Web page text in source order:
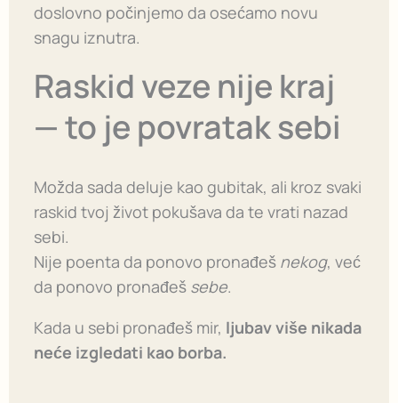
doslovno počinjemo da osećamo novu
snagu iznutra.
Raskid veze nije kraj
— to je povratak sebi
Možda sada deluje kao gubitak, ali kroz svaki
raskid tvoj život pokušava da te vrati nazad
sebi.
Nije poenta da ponovo pronađeš nekog, već
da ponovo pronađeš sebe.
Kada u sebi pronađeš mir, ljubav više nikada
neće izgledati kao borba.